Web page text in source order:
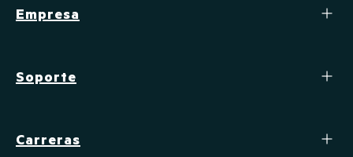
Empresa
Soporte
Carreras